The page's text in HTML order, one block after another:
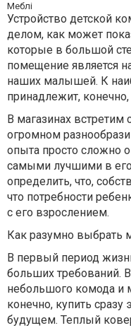
Меблі
Устройство детской
делом, как может
которые в большой
помещение является
наших малышей. К
принадлежит,
В магазинах встретим
огромном
опыта просто сложно
самыми лучшими в
определить, что,
что потребности
с его взрослением.
Как разумно выбрать
В первый период
больших требований.
небольшого комода и
конечно, купить
будущем. Теплый